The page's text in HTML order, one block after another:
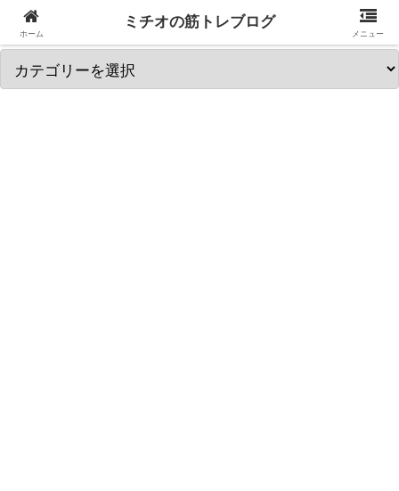
筋トレ関連カテゴリを選択↓
ホーム
ミチオの筋トレブログ
メニュー